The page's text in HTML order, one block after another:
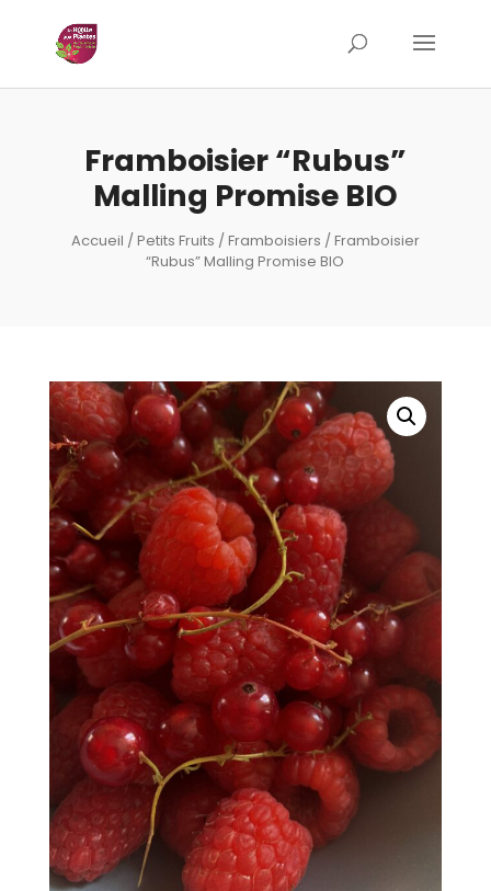
Framboisier “Rubus”
Malling Promise BIO
Accueil /Petits Fruits /Framboisiers / Framboisier
“Rubus” Malling Promise BIO